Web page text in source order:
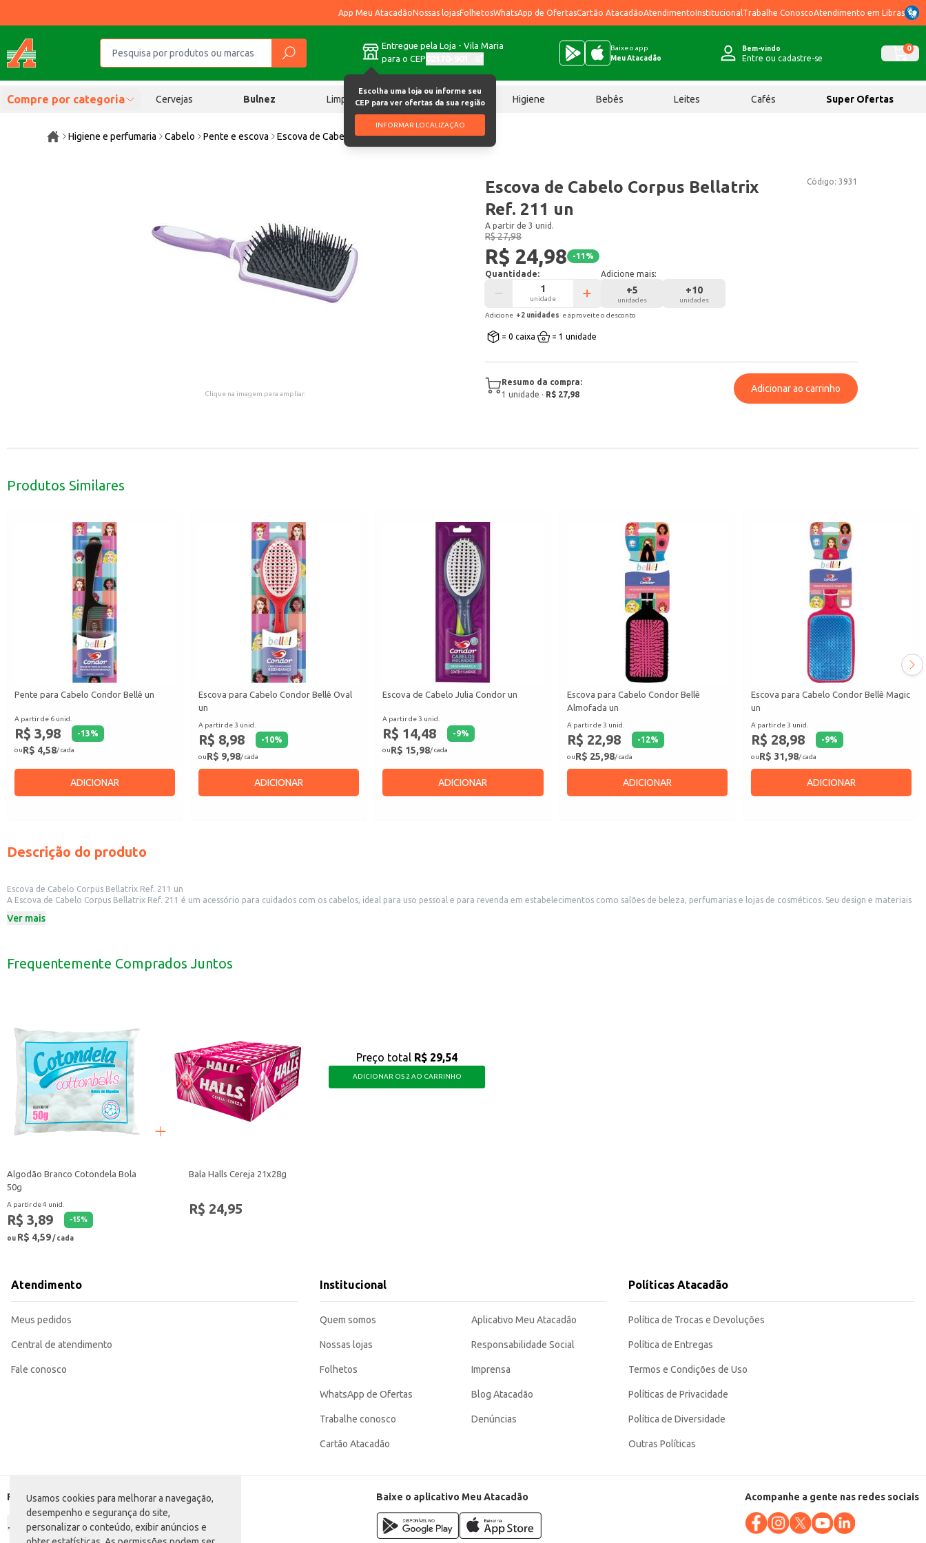
Usamos cookies para melhorar a navegação,
desempenho e segurança do site,
personalizar o conteúdo, exibir anúncios e
App Meu AtacadãoNossas lojasFolhetosWhatsApp de OfertasCartão AtacadãoAtendimentoInstitucional Trabalhe ConoscoAtendimento em Libras
Entregue pela Loja - Vila Maria
para o CEP
Escolha uma loja ou informe seu
CEP para ver ofertas da sua região
INFORMAR LOCALIZAÇÃO
Baixe o app
Meu Atacadão
Bem-vindo
Entre ou cadastre-se
0
Compre por categoria Cervejas Bulnez Limpeza Chocolates Higiene Bebês Leites Cafés Super Ofertas
Higiene e perfumaria Cabelo Pente e escova Escova de Cabelo Corpus Bellatrix Ref. 211 un
Clique na imagem para ampliar.
Código: 3931
Escova de Cabelo Corpus Bellatrix
Ref. 211 un
A partir de 3 unid.
R$ 27,98
R$ 24,98 -11 %
Quantidade:
unidade
Adicione mais:
+5
unidades
+10
unidades
Adicione +2 unidades e aproveite o desconto
= 0 caixa = 1 unidade
Resumo da compra:
1 unidade · R$ 27,98
Adicionar ao carrinho
Produtos Similares
Pente para Cabelo Condor Bellê un
A partir de 6 unid.
R$ 3,98 -13%
ouR$ 4,58/ cada
ADICIONAR
Escova para Cabelo Condor Bellê Oval
un
A partir de 3 unid.
R$ 8,98 -10%
ouR$ 9,98/ cada
ADICIONAR
Escova de Cabelo Julia Condor un
A partir de 3 unid.
R$ 14,48 -9%
ouR$ 15,98/ cada
ADICIONAR
Escova para Cabelo Condor Bellê
Almofada un
A partir de 3 unid.
R$ 22,98 -12%
ouR$ 25,98/ cada
ADICIONAR
Escova para Cabelo Condor Bellê Magic
un
A partir de 3 unid.
R$ 28,98 -9%
ouR$ 31,98/ cada
ADICIONAR
Descrição do produto
Escova de Cabelo Corpus Bellatrix Ref. 211 un
A Escova de Cabelo Corpus Bellatrix Ref. 211 é um acessório para cuidados com os cabelos, ideal para uso pessoal e para revenda em estabelecimentos como salões de beleza, perfumarias e lojas de cosméticos. Seu design e materiais
Dicas de Uso:
A Escova de Cabelo Corpus Bellatrix Ref. 211 é uma opção para quem busca um produto prático e eficiente para o cuidado diário dos cabelos, seja para uso pessoal ou para oferecer aos seus clientes.
Ver mais
Frequentemente Comprados Juntos
Algodão Branco Cotondela Bola
50g
A partir de 4 unid.
R$ 3,89 -15%
ou R$ 4,59/ cada
Bala Halls Cereja 21x28g
R$ 24,95
Preço total R$ 29,54
ADICIONAR OS 2 AO CARRINHO
Atendimento
Meus pedidos
Central de atendimento
Fale conosco
Institucional
Quem somos
Nossas lojas
Folhetos
WhatsApp de Ofertas
Trabalhe conosco
Cartão Atacadão
Aplicativo Meu Atacadão
Responsabilidade Social
Imprensa
Blog Atacadão
Denúncias
Políticas Atacadão
Política de Trocas e Devoluções
Política de Entregas
Termos e Condições de Uso
Políticas de Privacidade
Política de Diversidade
Outras Políticas
Formas de pagamento Baixe o aplicativo Meu Atacadão Acompanhe a gente nas redes sociais